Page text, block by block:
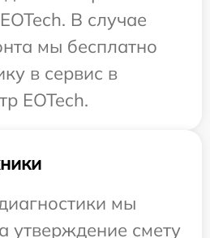
В случае
мы бесплатно
в сервис в
EOTech.
мы
утверждение смету